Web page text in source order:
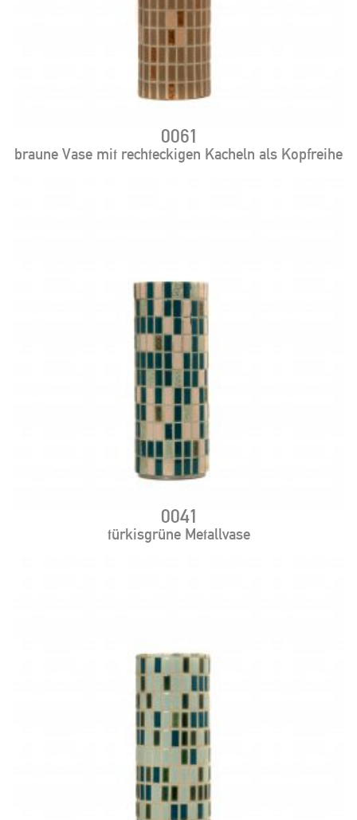
0061
braune Vase mit rechteckigen Kacheln als Kopfreihe
0041
türkisgrüne Metallvase